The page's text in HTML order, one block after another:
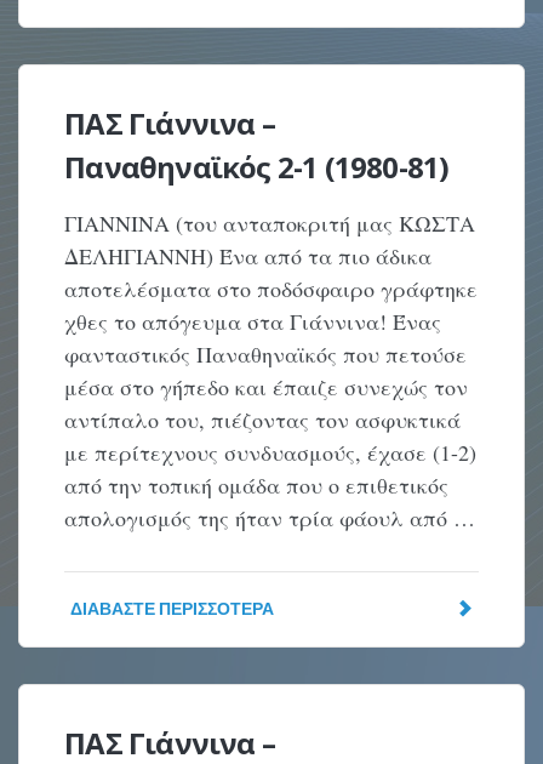
ΠΑΣ Γιάννινα –
Παναθηναϊκός 2-1 (1980-81)
ΓΙΑΝΝΙΝΑ (του ανταποκριτή μας ΚΩΣΤΑ
ΔΕΛΗΓΙΑΝΝΗ) Ένα από τα πιο άδικα
αποτελέσματα στο ποδόσφαιρο γράφτηκε
χθες το απόγευμα στα Γιάννινα! Ένας
φανταστικός Παναθηναϊκός που πετούσε
μέσα στο γήπεδο και έπαιζε συνεχώς τον
αντίπαλο του, πιέζοντας τον ασφυκτικά
με περίτεχνους συνδυασμούς, έχασε (1-2)
από την τοπική ομάδα που ο επιθετικός
απολογισμός της ήταν τρία φάουλ από …
ΔΙΑΒΆΣΤΕ ΠΕΡΙΣΣΌΤΕΡΑ
ΠΑΣ Γιάννινα –